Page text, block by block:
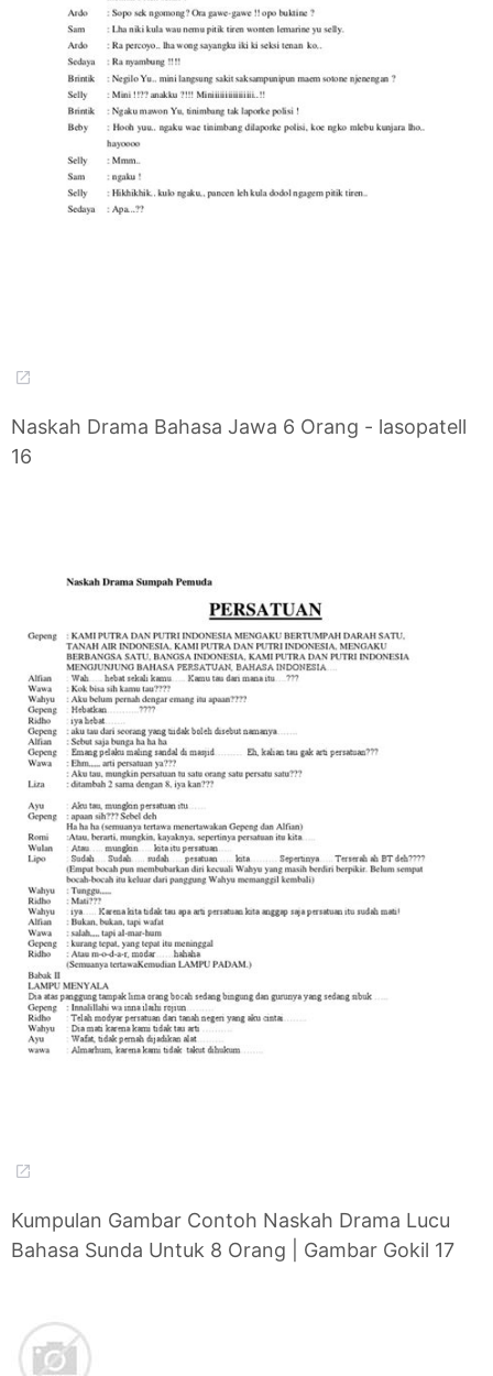
Naskah Drama Bahasa Jawa 6 Orang - lasopatell
16
Kumpulan Gambar Contoh Naskah Drama Lucu
Bahasa Sunda Untuk 8 Orang | Gambar Gokil 17